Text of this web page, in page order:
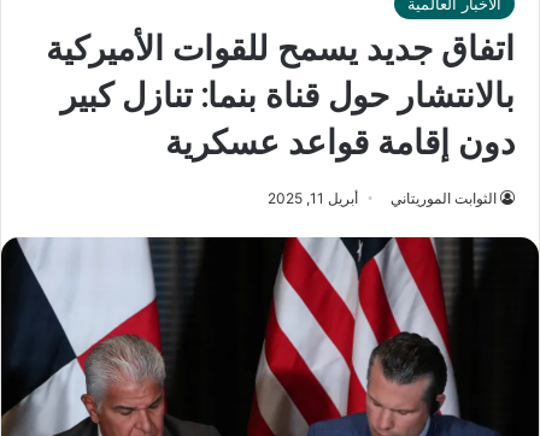
اتفاق جديد يسمح للقوات الأميركية
بالانتشار حول قناة بنما: تنازل كبير
دون إقامة قواعد عسكرية
الثوابت الموريتاني أبريل 11, 2025